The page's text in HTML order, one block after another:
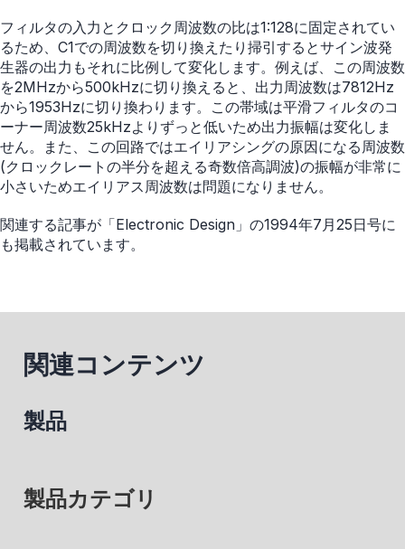
フィルタの入力とクロック周波数の比は1:128に固定されてい
るため、C1での周波数を切り換えたり掃引するとサイン波発
生器の出力もそれに比例して変化します。例えば、この周波数
を2MHzから500kHzに切り換えると、出力周波数は7812Hz
から1953Hzに切り換わります。この帯域は平滑フィルタのコ
ーナー周波数25kHzよりずっと低いため出力振幅は変化しま
せん。また、この回路ではエイリアシングの原因になる周波数
(クロックレートの半分を超える奇数倍高調波)の振幅が非常に
小さいためエイリアス周波数は問題になりません。
関連する記事が「Electronic Design」の1994年7月25日号に
も掲載されています。
関連コンテンツ
製品
製品カテゴリ